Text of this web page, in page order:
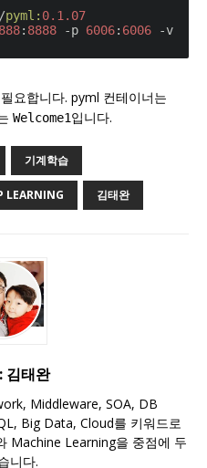
pyml: 0.1 .07
: 8888 -p 6006: 6006 -v
요합니다. pyml 컨테이너는
Welcome1입니다.
기계학습
LEARNING 김태완
김태완
Middleware, SOA, DB
Big Data, Cloud를 키워드로
Machine Learning을 중점에 두
니다.